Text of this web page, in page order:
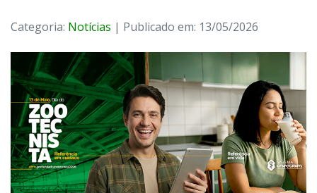
Categoria: Notícias | Publicado em: 13/05/2026